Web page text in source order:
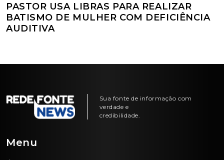
PASTOR USA LIBRAS PARA REALIZAR
BATISMO DE MULHER COM DEFICIÊNCIA
AUDITIVA
Sua fonte de informação com
verdade e
credibilidade.
Menu